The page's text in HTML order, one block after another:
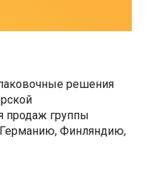
решения
продаж группы
Финляндию,